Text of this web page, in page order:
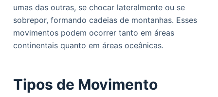
umas das outras, se chocar lateralmente ou se
sobrepor, formando cadeias de montanhas. Esses
movimentos podem ocorrer tanto em áreas
continentais quanto em áreas oceânicas.
Tipos de Movimento